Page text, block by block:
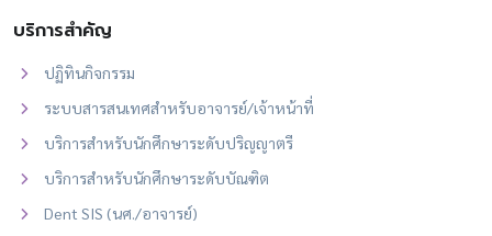
บริการสำคัญ
ปฏิทินกิจกรรม
ระบบสารสนเทศสำหรับอาจารย์/เจ้าหน้าที่
บริการสำหรับนักศึกษาระดับปริญญาตรี
บริการสำหรับนักศึกษาระดับบัณฑิต
Dent SIS (นศ./อาจารย์)